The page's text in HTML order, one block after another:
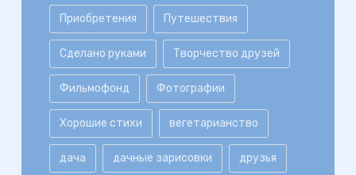
Приобретения Путешествия
Сделано руками Творчество друзей
Фильмофонд Фотографии
Хорошие стихи вегетарианство
дача дачные зарисовки друзья